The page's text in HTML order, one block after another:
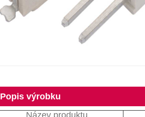
Popis výrobku